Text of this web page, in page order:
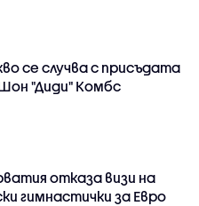
се случва с присъдата
"Диди" Комбс
отказа визи на
гимнастички за Евро